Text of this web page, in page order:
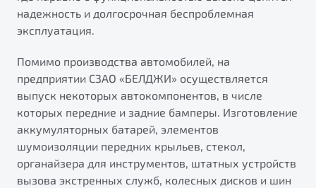
надежность и долгосрочная беспроблемная
эксплуатация.
Помимо производства автомобилей, на
предприятии СЗАО «БЕЛДЖИ» осуществляется
выпуск некоторых автокомпонентов, в числе
которых передние и задние бамперы. Изготовление
аккумуляторных батарей, элементов
шумоизоляции передних крыльев, стекол,
органайзера для инструментов, штатных устройств
вызова экстренных служб, колесных дисков и шин